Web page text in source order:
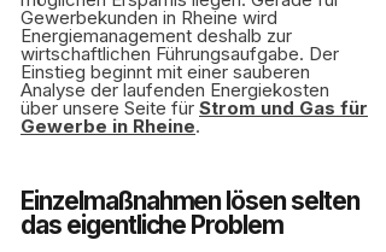
Gewerbekunden in Rheine wird
Energiemanagement deshalb zur
wirtschaftlichen Führungsaufgabe. Der
Einstieg beginnt mit einer sauberen
Analyse der laufenden Energiekosten
über unsere Seite für Strom und Gas für
Gewerbe in Rheine.
Einzelmaßnahmen lösen selten
das eigentliche Problem